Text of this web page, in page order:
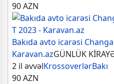
90AZN
Bakıda avto icarəsi
Karavan.azGÜNLÜK
2 il əvvəlKrossoverlərBakı
90AZN